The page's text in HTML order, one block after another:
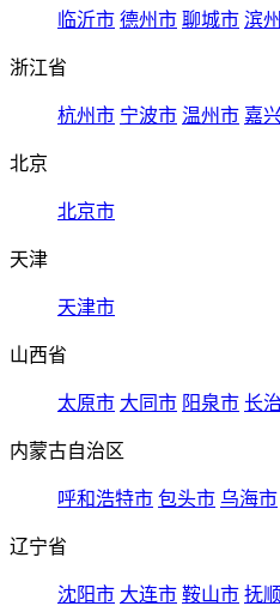
临沂市 德州市 聊城市 滨
浙江省
杭州市 宁波市 温州市 嘉
北京
北京市
天津
天津市
山西省
太原市 大同市 阳泉市 长
内蒙古自治区
呼和浩特市 包头市 乌海市
辽宁省
沈阳市 大连市 鞍山市 抚